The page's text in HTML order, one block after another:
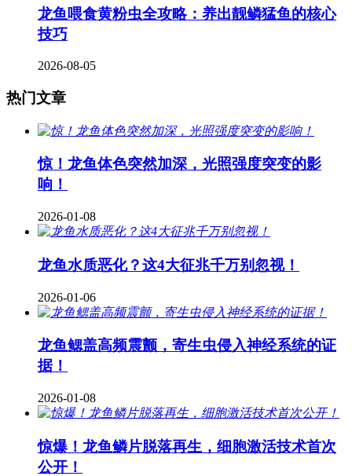
龙鱼喂食黄粉虫全攻略：养出靓鳞猛鱼的核心
技巧
2026-08-05
热门文章
惊！龙鱼体色突然加深，光照强度突变的影
响！
2026-01-08
龙鱼水质恶化？这4大征兆千万别忽视！
2026-01-06
龙鱼鳃盖高频震颤，寄生虫侵入神经系统的证
据！
2026-01-08
惊爆！龙鱼鳞片脱落再生，细胞激活技术首次
公开！